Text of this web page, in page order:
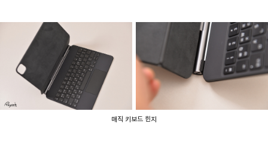
매직 키보드 힌지